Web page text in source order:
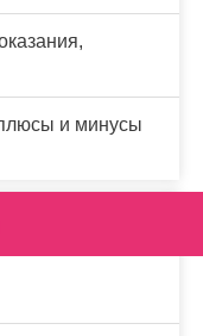
и минусы